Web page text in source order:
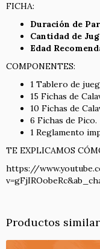
FICHA:
Duración de
Cantidad de
Edad
COMPONENTES:
1 Tablero de
15 Fichas de
10 Fichas de
6 Fichas de Pico.
1 Reglamento
TE EXPLICAMOS
https://
Productos